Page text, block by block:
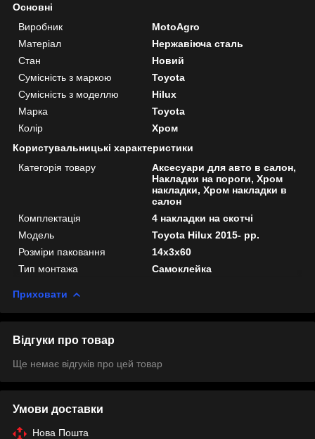
Основні
Виробник
MotoAgro
Матеріал
Нержавіюча сталь
Стан
Новий
Сумісність з маркою
Toyota
Сумісність з моделлю
Hilux
Марка
Toyota
Колір
Хром
Користувальницькі характеристики
Категорія товару
Аксесуари для авто в салон,
Накладки на пороги, Хром
накладки, Хром накладки в
салон
Комплектація
4 накладки на скотчі
Мoдель
Toyota Hilux 2015- рр.
Розміри паковання
14x3x60
Тип монтажа
Самоклейка
Приховати
Відгуки про товар
Ще немає відгуків про цей товар
Умови доставки
Нова Пошта